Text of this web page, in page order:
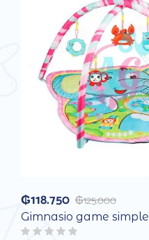
₲125.000
₲118.750
Gimnasio game simple